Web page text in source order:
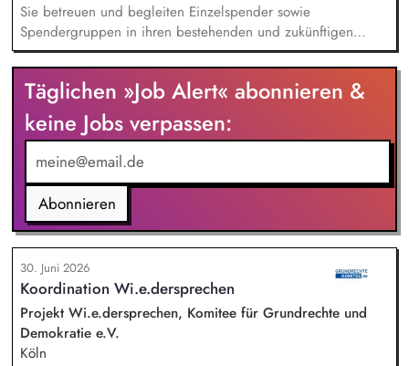
Sie betreuen und begleiten Einzelspender sowie
Spendergruppen in ihren bestehenden und zukünftigen
Projektpartnerschaften (Kooperationsprojekte zwischen
deutschen Spendergruppen und internationalen
Entwicklungshilfeprojekten) und fördern den Aufbau
langfristiger, vertrauensvoller Beziehungen.
Spenderbetreuung - Kommunikation und Abstimmung zu
Projekten, Budgets und Spendenaufkommen; Identifikation
geeigneter Projekte, deeskalierende Kommunikation bei
Problemen mit Projekten in enger Abstimmung mit dem
Vorstand und beteiligten Kolleg/innen.
Täglichen »Job Alert« abonnieren &
keine Jobs verpassen:
Abonnieren
30. Juni 2026
Koordination Wi.e.dersprechen
Projekt Wi.e.dersprechen, Komitee für Grundrechte und
Demokratie e.V.
Köln